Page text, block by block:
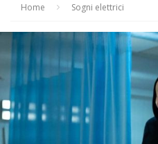
Home Sogni elettrici